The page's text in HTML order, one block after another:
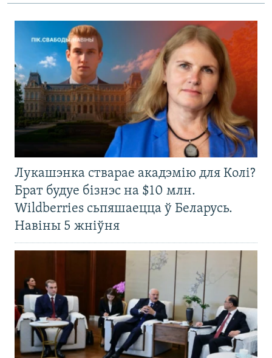
Лукашэнка стварае акадэмію для Колі?
Брат будуе бізнэс на $10 млн.
Wildberries сьпяшаецца ў Беларусь.
Навіны 5 жніўня